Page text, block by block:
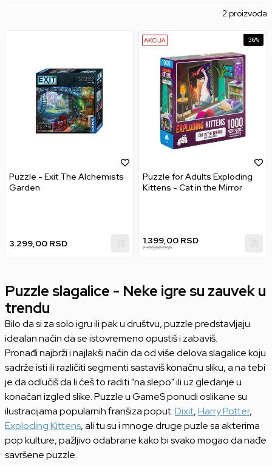
2 proizvoda
Puzzle - Exit The Alchemists
Garden
3.299,00 RSD
36%
Puzzle for Adults Exploding
Kittens - Cat in the Mirror
1.399,00 RSD
2.199,00 RSD
Puzzle slagalice - Neke igre su zauvek u
trendu
Bilo da si za solo igru ili pak u društvu, puzzle predstavljaju
idealan način da se istovremeno opustiš i zabaviš.
Pronađi najbrži i najlakši način da od više delova slagalice koju
sadrže isti ili različiti segmenti sastaviš konačnu sliku, a na tebi
je da odlučiš da li ćeš to raditi "na slepo" ili uz gledanje u
konačan izgled slike. Puzzle u GameS ponudi oslikane su
ilustracijama popularnih franšiza poput:Dixit,Harry Potter,
Exploding Kittens, ali tu su i mnoge druge puzle sa akterima
pop kulture, pažljivo odabrane kako bi svako mogao da nađe
savršene puzzle.